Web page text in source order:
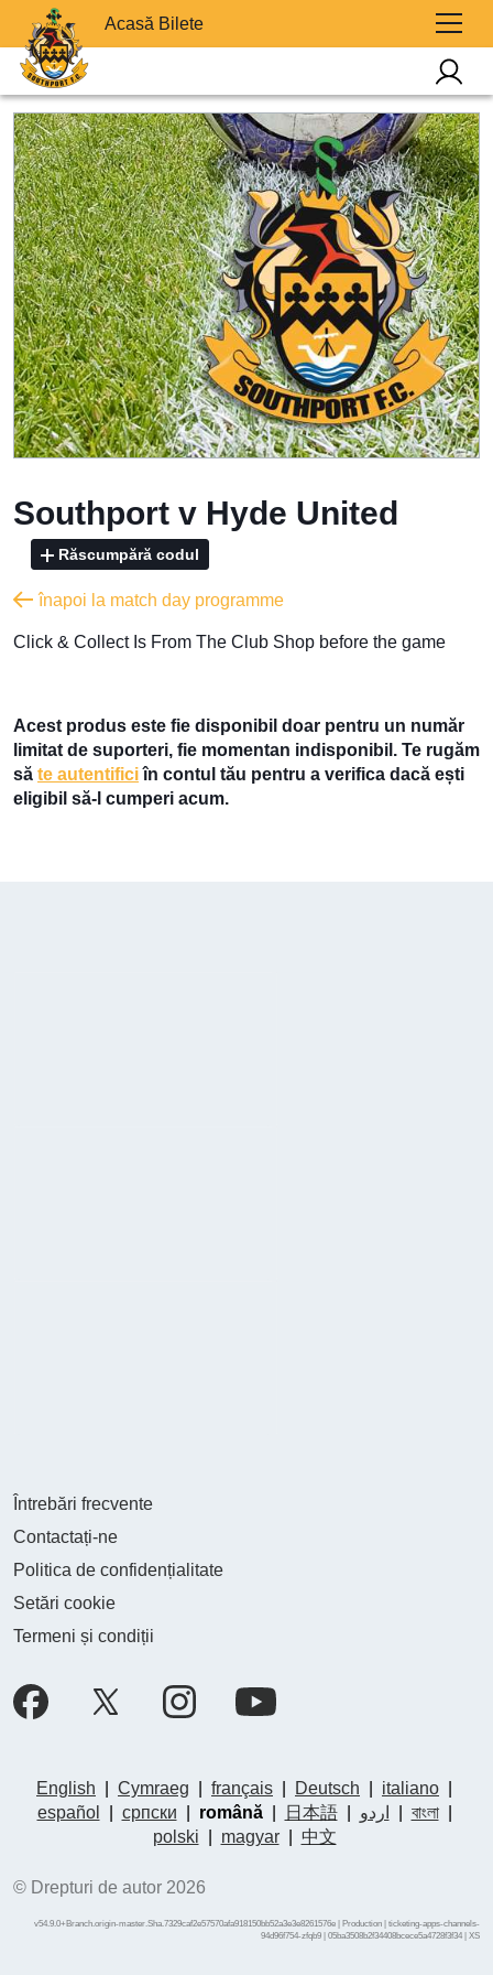
Acasă Bilete
Southport v Hyde United
Răscumpără codul
înapoi la match day programme
​Click & Collect Is From The Club Shop before the game
Acest produs este fie disponibil doar pentru un număr
limitat de suporteri, fie momentan indisponibil. Te rugăm
să te autentificiîn contul tău pentru a verifica dacă ești
eligibil să-l cumperi acum.
Întrebări frecvente
Contactați-ne
Politica de confidențialitate
Setări cookie
Termeni și condiții
English Cymraeg français Deutsch italiano
español
српски română| 日本語| اردو বাংলা|
polski
magyar| 中文
© Drepturi de autor 2026
v54.9.0+Branch.origin-master.Sha.7329caf2e57570afa918150bb52a3e3e8261576e | Production | ticketing-apps-channels-
94d96f754-zfqb9 | 05ba3508b2f34408bcece5a4728f3f34 | XS